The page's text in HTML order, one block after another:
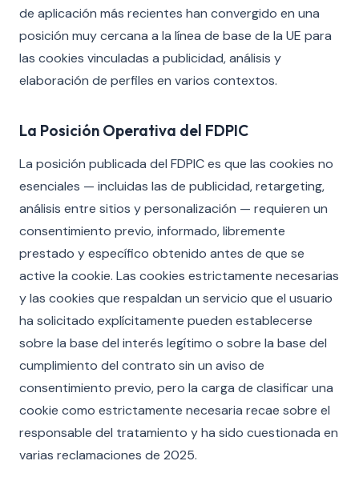
de aplicación más recientes han convergido en una
posición muy cercana a la línea de base de la UE para
las cookies vinculadas a publicidad, análisis y
elaboración de perfiles en varios contextos.
La Posición Operativa del FDPIC
La posición publicada del FDPIC es que las cookies no
esenciales — incluidas las de publicidad, retargeting,
análisis entre sitios y personalización — requieren un
consentimiento previo, informado, libremente
prestado y específico obtenido antes de que se
active la cookie. Las cookies estrictamente necesarias
y las cookies que respaldan un servicio que el usuario
ha solicitado explícitamente pueden establecerse
sobre la base del interés legítimo o sobre la base del
cumplimiento del contrato sin un aviso de
consentimiento previo, pero la carga de clasificar una
cookie como estrictamente necesaria recae sobre el
responsable del tratamiento y ha sido cuestionada en
varias reclamaciones de 2025.